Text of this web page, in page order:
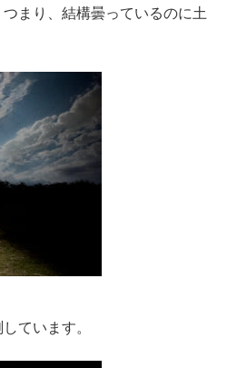
まり、結構曇っているのに土
ています。